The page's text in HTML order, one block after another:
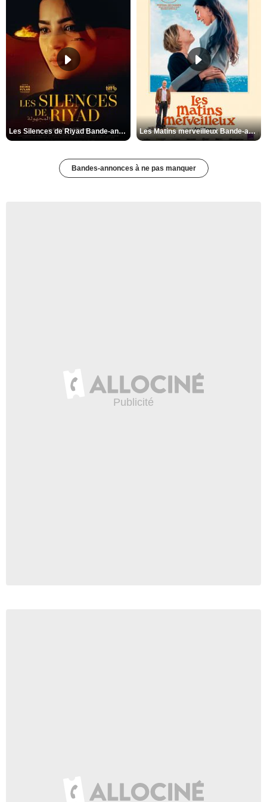
Les Silences de Riyad Bande-annonce VO STFR Les Matins merveilleux Bande-annonce VF
Bandes-annonces à ne pas manquer